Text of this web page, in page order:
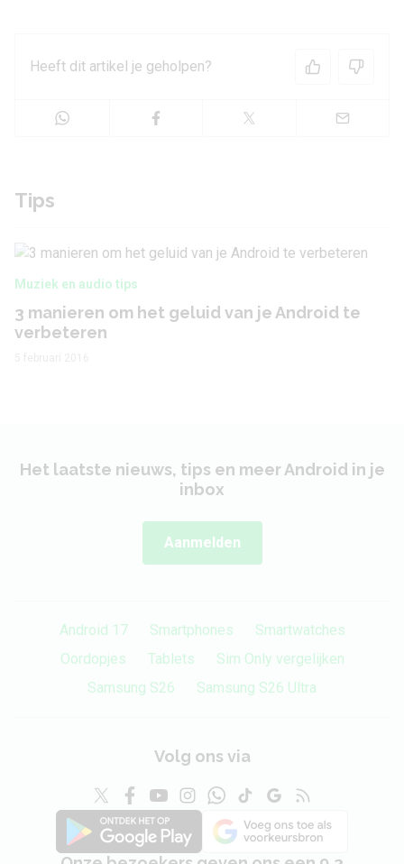
Heeft dit artikel je geholpen?
Tips
Muziek en audio tips
3 manieren om het geluid van je Android te
verbeteren
Het laatste nieuws, tips en meer Android in je
inbox
Aanmelden
Android 17 Smartphones
Smartwatches
Oordopjes
Tablets
Sim Only vergelijken
Samsung S26
Samsung S26 Ultra
Volg ons via